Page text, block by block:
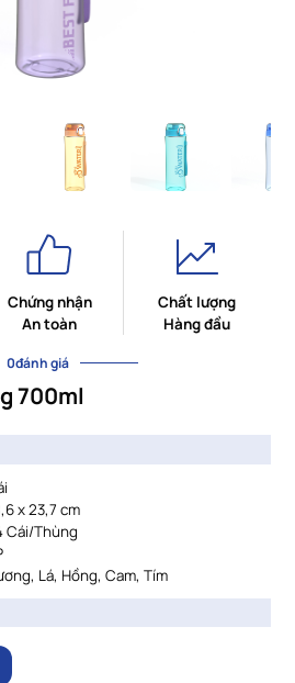
Chứng nhận
An toàn
Chất lượng
Hàng đầu
0đánh giá
700ml
x 23,7 cm
Cái/Thùng
Lá, Hồng, Cam, Tím